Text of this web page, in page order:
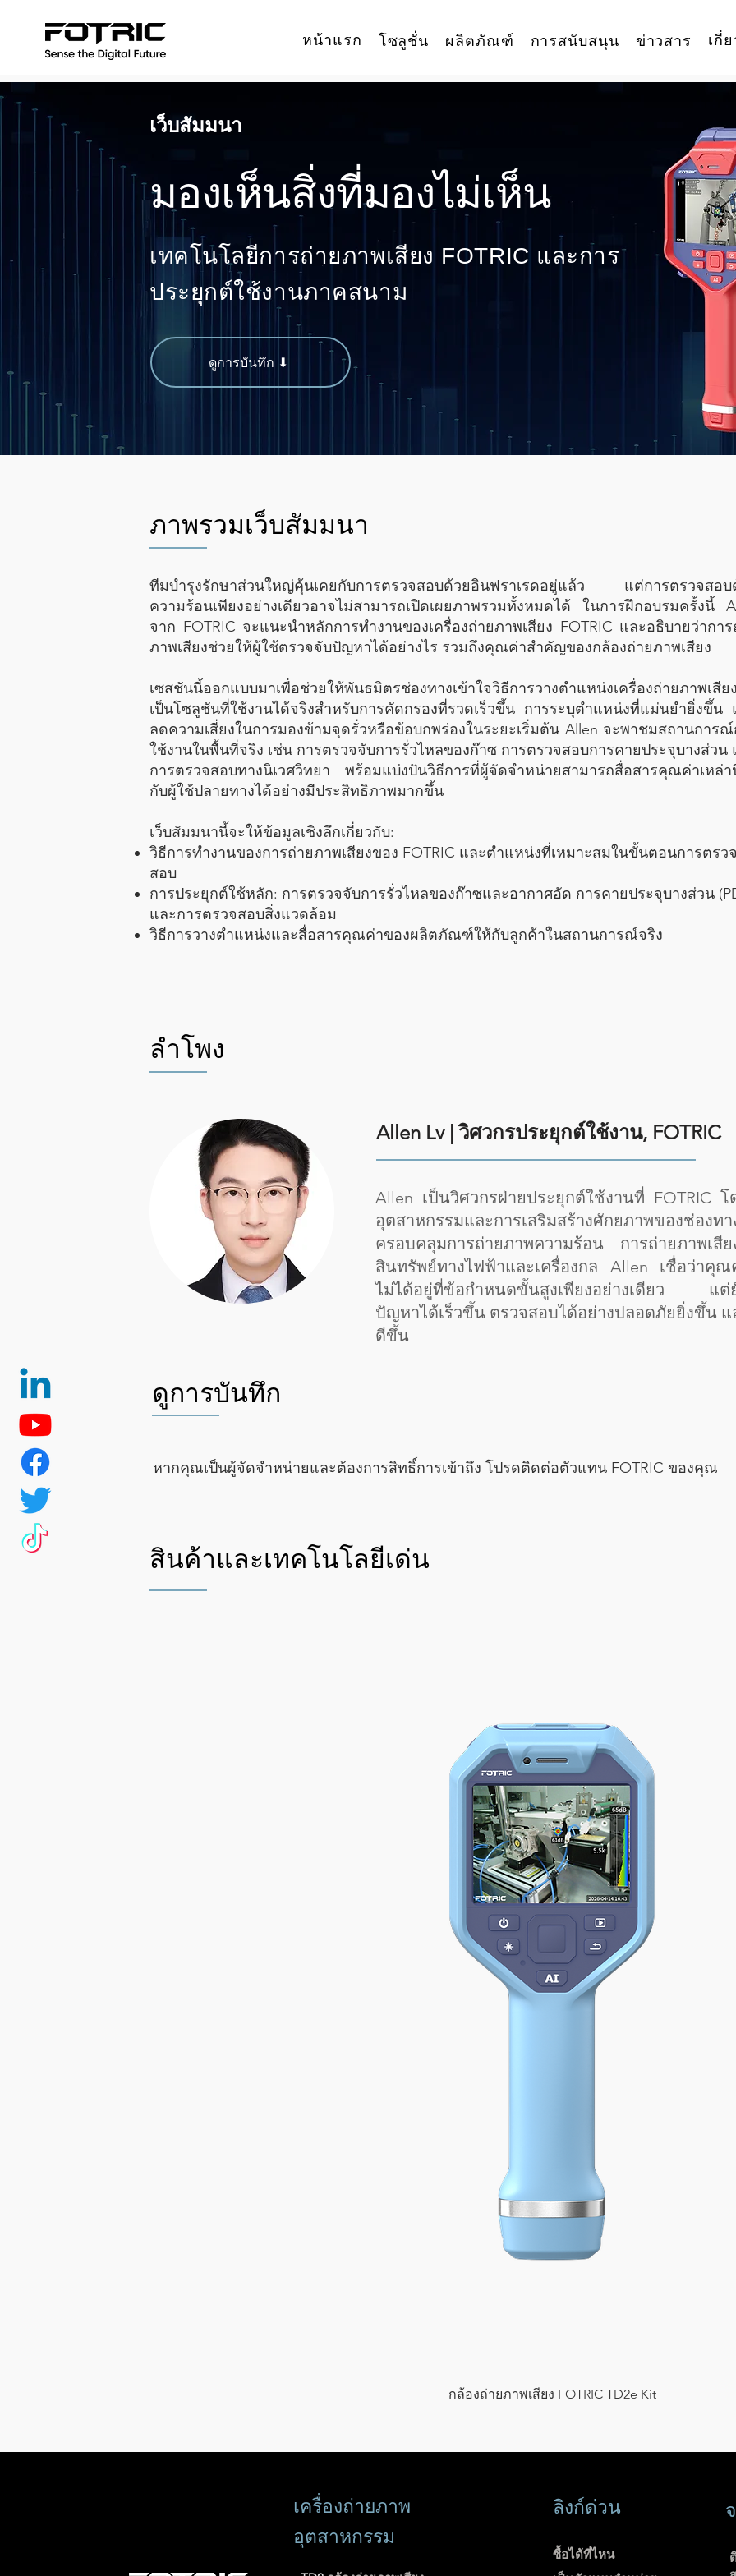
หน้าแรก โซลูชั่น ผลิตภัณฑ์ การสนับสนุน ข่าวสาร เกี่
เว็บสัมมนา
มองเห็นสิ่งที่มองไม่เห็น
เทคโนโลยีการถ่ายภาพเสียง FOTRIC และการ
ประยุกต์ใช้งานภาคสนาม
ดูการบันทึก ⬇
ภาพรวมเว็บสัมมนา
ทีมบำรุงรักษาส่วนใหญ่คุ้นเคยกับการตรวจสอบด้วยอินฟราเรดอยู่แล้ว แต่การตรวจสอบ
ความร้อนเพียงอย่างเดียวอาจไม่สามารถเปิดเผยภาพรวมทั้งหมดได้ ในการฝึกอบรมครั้งนี้
จาก FOTRIC จะแนะนำหลักการทำงานของเครื่องถ่ายภาพเสียง FOTRIC และอธิบายว่าการ
ภาพเสียงช่วยให้ผู้ใช้ตรวจจับปัญหาได้อย่างไร รวมถึงคุณค่าสำคัญของกล้องถ่ายภาพเสียง
เซสชันนี้ออกแบบมาเพื่อช่วยให้พันธมิตรช่องทางเข้าใจวิธีการวางตำแหน่งเครื่องถ่ายภาพเสีย
เป็นโซลูชันที่ใช้งานได้จริงสำหรับการคัดกรองที่รวดเร็วขึ้น การระบุตำแหน่งที่แม่นยำยิ่งขึ้น
ลดความเสี่ยงในการมองข้ามจุดรั่วหรือข้อบกพร่องในระยะเริ่มต้น Allen จะพาชมสถานการณ์
ใช้งานในพื้นที่จริง เช่น การตรวจจับการรั่วไหลของก๊าซ การตรวจสอบการคายประจุบางส่วน
การตรวจสอบทางนิเวศวิทยา พร้อมแบ่งปันวิธีการที่ผู้จัดจำหน่ายสามารถสื่อสารคุณค่าเหล่า
กับผู้ใช้ปลายทางได้อย่างมีประสิทธิภาพมากขึ้น
เว็บสัมมนานี้จะให้ข้อมูลเชิงลึกเกี่ยวกับ:
วิธีการทำงานของการถ่ายภาพเสียงของ FOTRIC และตำแหน่งที่เหมาะสมในขั้นตอนการตรวจ
สอบ
การประยุกต์ใช้หลัก: การตรวจจับการรั่วไหลของก๊าซและอากาศอัด การคายประจุบางส่วน
และการตรวจสอบสิ่งแวดล้อม
วิธีการวางตำแหน่งและสื่อสารคุณค่าของผลิตภัณฑ์ให้กับลูกค้าในสถานการณ์จริง
ลำโพง
Allen Lv | วิศวกรประยุกต์ใช้งาน, FOTRIC
Allen เป็นวิศวกรฝ่ายประยุกต์ใช้งานที่ FOTRIC
อุตสาหกรรมและการเสริมสร้างศักยภาพของช่องท
ครอบคลุมการถ่ายภาพความร้อน การถ่ายภาพเสี
สินทรัพย์ทางไฟฟ้าและเครื่องกล Allen เชื่อว่าคุณ
ไม่ได้อยู่ที่ข้อกำหนดขั้นสูงเพียงอย่างเดียว แต่ยั
ปัญหาได้เร็วขึ้น ตรวจสอบได้อย่างปลอดภัยยิ่งขึ้น
ดีขึ้น
ดูการบันทึก
หากคุณเป็นผู้จัดจำหน่ายและต้องการสิทธิ์การเข้าถึง โปรดติดต่อตัวแทน FOTRIC ของคุณ
สินค้าและเทคโนโลยีเด่น
ดูข้อมูลด่วน
กล้องถ่ายภาพเสียง FOTRIC TD2e Kit
เครื่องถ่ายภาพ
อุตสาหกรรม
ลิงก์ด่วน
ซื้อได้ที่ไหน